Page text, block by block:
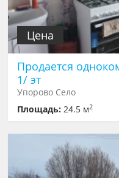
Цена
Продается
1/ эт
Упорово Село
Площадь:24.5 м2